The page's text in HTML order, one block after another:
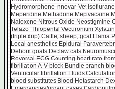
Hydromorphone Innovar-Vet
Meperidine Methadone Mepivacaine
Naloxone Nitrous Oxide Neostigmine
Telazol Thiopental Vecuronium
(triple drip) Cattle, sheep, goat Llama
Local anesthetics Epidural
Dehorn goats Declaw cats
Reversal ECG Counting heart rate
fibrillation A-V block Bundle branch
Ventricular fibrillation Fluids
blood substitutes Blood Hetastarch